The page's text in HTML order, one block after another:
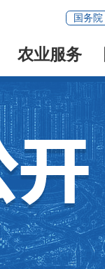
国务院
农业服务